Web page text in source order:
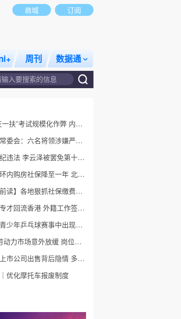
商城 订阅
周刊 数据通
现 私房课
河南“三支一扶”考试规模化作弊 内外勾结提前获取试卷
全国人大常委会：六名将领涉嫌严重违纪违法 被罢免全国人大代表
因严重违纪违法 李云泽被罢免第十四届全国人大代表职务
非京籍五环内购房社保降至一年 北京市公积金最高可贷340万元
【周刊提前读】各地狠抓社保缴费基数 合规与企业减负如何平衡？
海外金融专才回流香港 外籍工作签证翻倍
财新闻｜青少年乒乓球赛事中出现严重赛风赛纪问题，乒协发文
7月美国劳动力市场意外放缓 岗位减少2.3万个失业率降至4.1%
光大旗下上市公司出售背后隐情 多人卷入医疗腐败案被查
优化摩托车报废制度